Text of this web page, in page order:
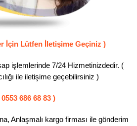
İçin Lütfen İletişime Geçiniz )
işlemlerinde 7/24 Hizmetinizdedir. (
ile iletişime geçebilirsiniz )
0553 686 68 83 )
Anlaşmalı kargo firması ile gönderim